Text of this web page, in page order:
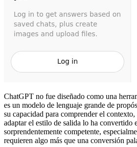
ChatGPT no fue diseñado como una
es un modelo de lenguaje grande de
su capacidad para comprender el
adaptar el estilo de salida lo ha convertido
sorprendentemente competente,
requieren algo más que una conversión